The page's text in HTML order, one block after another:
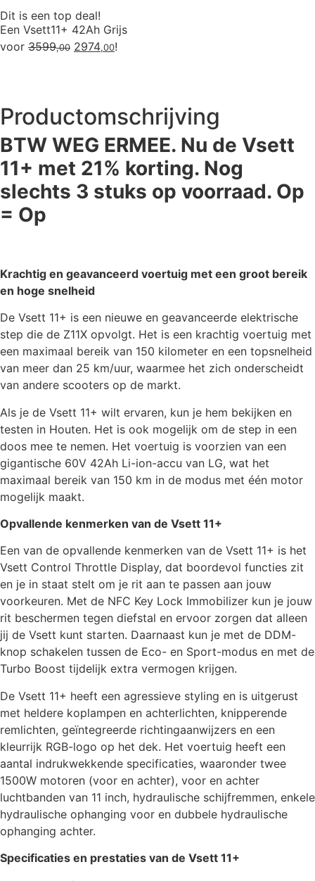
Dit is een top deal!
Een Vsett11+ 42Ah Grijs
voor 3599,00 2974,00!
Productomschrijving
BTW WEG ERMEE. Nu de Vsett
11+ met 21% korting. Nog
slechts 3 stuks op voorraad. Op
= Op
Krachtig en geavanceerd voertuig met een groot bereik
en hoge snelheid
De Vsett 11+ is een nieuwe en geavanceerde elektrische
step die de Z11X opvolgt. Het is een krachtig voertuig met
een maximaal bereik van 150 kilometer en een topsnelheid
van meer dan 25 km/uur, waarmee het zich onderscheidt
van andere scooters op de markt.
Als je de Vsett 11+ wilt ervaren, kun je hem bekijken en
testen in Houten. Het is ook mogelijk om de step in een
doos mee te nemen. Het voertuig is voorzien van een
gigantische 60V 42Ah Li-ion-accu van LG, wat het
maximaal bereik van 150 km in de modus met één motor
mogelijk maakt.
Opvallende kenmerken van de Vsett 11+
Een van de opvallende kenmerken van de Vsett 11+ is het
Vsett Control Throttle Display, dat boordevol functies zit
en je in staat stelt om je rit aan te passen aan jouw
voorkeuren. Met de NFC Key Lock Immobilizer kun je jouw
rit beschermen tegen diefstal en ervoor zorgen dat alleen
jij de Vsett kunt starten. Daarnaast kun je met de DDM-
knop schakelen tussen de Eco- en Sport-modus en met de
Turbo Boost tijdelijk extra vermogen krijgen.
De Vsett 11+ heeft een agressieve styling en is uitgerust
met heldere koplampen en achterlichten, knipperende
remlichten, geïntegreerde richtingaanwijzers en een
kleurrijk RGB-logo op het dek. Het voertuig heeft een
aantal indrukwekkende specificaties, waaronder twee
1500W motoren (voor en achter), voor en achter
luchtbanden van 11 inch, hydraulische schijfremmen, enkele
hydraulische ophanging voor en dubbele hydraulische
ophanging achter.
Specificaties en prestaties van de Vsett 11+